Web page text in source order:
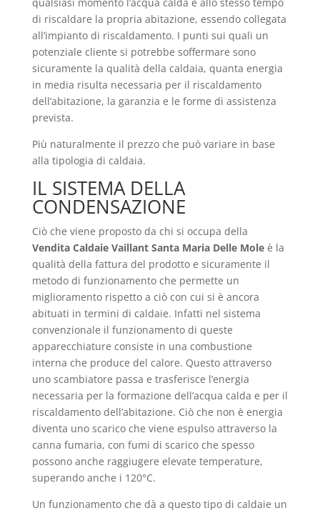
qualsiasi momento l’acqua calda e allo stesso tempo
di riscaldare la propria abitazione, essendo collegata
all’impianto di riscaldamento. I punti sui quali un
potenziale cliente si potrebbe soffermare sono
sicuramente la qualità della caldaia, quanta energia
in media risulta necessaria per il riscaldamento
dell’abitazione, la garanzia e le forme di assistenza
prevista.
Più naturalmente il prezzo che può variare in base
alla tipologia di caldaia.
IL SISTEMA DELLA
CONDENSAZIONE
Ciò che viene proposto da chi si occupa della
Vendita Caldaie Vaillant Santa Maria Delle Moleè la
qualità della fattura del prodotto e sicuramente il
metodo di funzionamento che permette un
miglioramento rispetto a ciò con cui si è ancora
abituati in termini di caldaie. Infatti nel sistema
convenzionale il funzionamento di queste
apparecchiature consiste in una combustione
interna che produce del calore. Questo attraverso
uno scambiatore passa e trasferisce l’energia
necessaria per la formazione dell’acqua calda e per il
riscaldamento dell’abitazione. Ciò che non è energia
diventa uno scarico che viene espulso attraverso la
canna fumaria, con fumi di scarico che spesso
possono anche raggiugere elevate temperature,
superando anche i 120°C.
Un funzionamento che dà a questo tipo di caldaie un